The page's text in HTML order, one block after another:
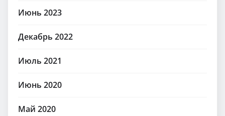
Июнь 2023
Декабрь 2022
Июль 2021
Июнь 2020
Май 2020